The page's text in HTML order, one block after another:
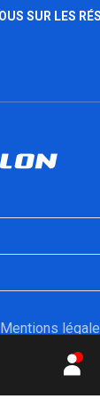
SUR LES
Mentions